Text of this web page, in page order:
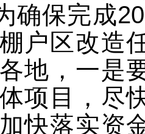
确保完成
户区改造
地，一是
项目，尽
快落实资